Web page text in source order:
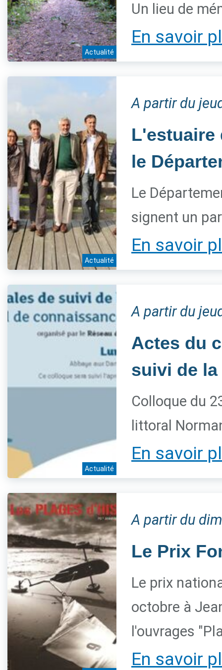
Actualité
Un lieu de
En savoir
Actualité
A partir du
L'estuaire
le
Le
signent un
En savoir
Actualité
A partir du
Actes du
suivi de
Colloque du
littoral
En savoir
A partir du
Le Prix
Le prix
octobre à
l'ouvrages
En savoir